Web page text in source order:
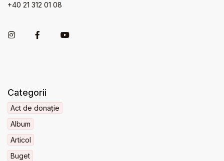
+40 21 312 01 08
Categorii
Act de donație
Album
Articol
Buget